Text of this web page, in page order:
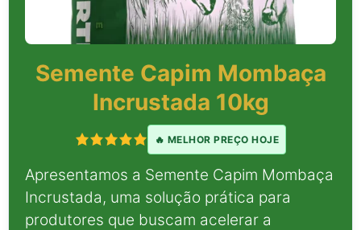
Semente Capim Mombaça
Incrustada 10kg
🔥 MELHOR PREÇO HOJE
Apresentamos a Semente Capim Mombaça
Incrustada, uma solução prática para
produtores que buscam acelerar a